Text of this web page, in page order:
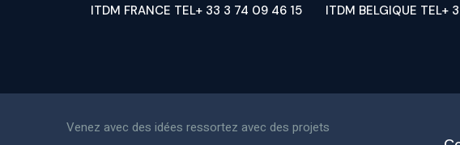
ITDM FRANCE TEL+ 33 3 74 09 46 15 ITDM BELGIQUE TEL+
Venez avec des idées ressortez avec des projets